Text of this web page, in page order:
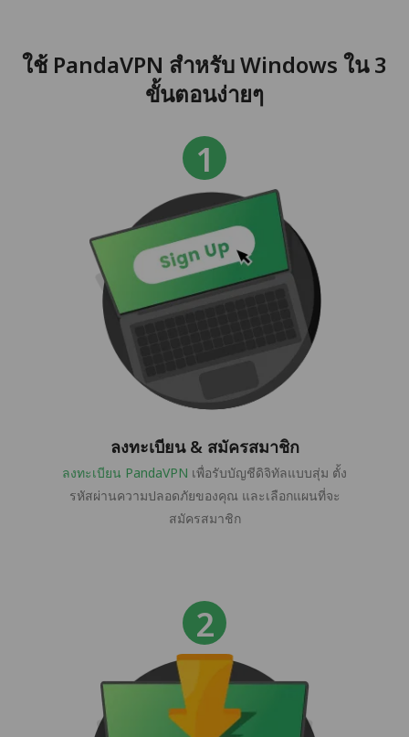
ใช้ PandaVPN สำหรับ Windows ใน 3
ขั้นตอนง่ายๆ
ลงทะเบียน & สมัครสมาชิก
ลงทะเบียน PandaVPN เพื่อรับบัญชีดิจิทัลแบบสุ่ม ตั้ง
รหัสผ่านความปลอดภัยของคุณ และเลือกแผนที่จะ
สมัครสมาชิก